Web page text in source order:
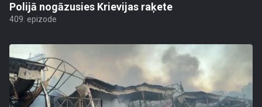
Polijā nogāzusies Krievijas raķete
409. epizode